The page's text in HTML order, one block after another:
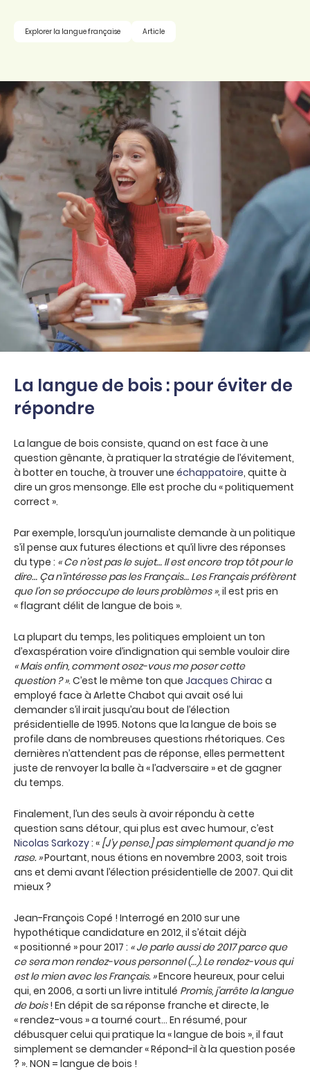
Explorer la langue française Article
La langue de bois : pour éviter de
répondre
La langue de bois consiste, quand on est face à une
question gênante, à pratiquer la stratégie de l’évitement,
à botter en touche, à trouver une échappatoire, quitte à
dire un gros mensonge. Elle est proche du « politiquement
correct ».
Par exemple, lorsqu’un journaliste demande à un politique
s’il pense aux futures élections et qu’il livre des réponses
du type : « Ce n’est pas le sujet… Il est encore trop tôt pour le
dire… Ça n’intéresse pas les Français… Les Français préfèrent
que l’on se préoccupe de leurs problèmes », il est pris en
« flagrant délit de langue de bois ».
La plupart du temps, les politiques emploient un ton
d’exaspération voire d’indignation qui semble vouloir dire
« Mais enfin, comment osez-vous me poser cette
question ? ». C’est le même ton que Jacques Chirac a
employé face à Arlette Chabot qui avait osé lui
demander s’il irait jusqu’au bout de l’élection
présidentielle de 1995. Notons que la langue de bois se
profile dans de nombreuses questions rhétoriques. Ces
dernières n’attendent pas de réponse, elles permettent
juste de renvoyer la balle à « l’adversaire » et de gagner
du temps.
Finalement, l’un des seuls à avoir répondu à cette
question sans détour, qui plus est avec humour, c’est
Nicolas Sarkozy: « [J’y pense,] pas simplement quand je me
rase. »Pourtant, nous étions en novembre 2003, soit trois
ans et demi avant l’élection présidentielle de 2007. Qui dit
mieux ?
Jean-François Copé ! Interrogé en 2010 sur une
hypothétique candidature en 2012, il s’était déjà
« positionné » pour 2017 : « Je parle aussi de 2017 parce que
ce sera mon rendez-vous personnel (…). Le rendez-vous qui
est le mien avec les Français. »Encore heureux, pour celui
qui, en 2006, a sorti un livre intitulé Promis, j’arrête la langue
de bois! En dépit de sa réponse franche et directe, le
« rendez-vous » a tourné court… En résumé, pour
débusquer celui qui pratique la « langue de bois », il faut
simplement se demander « Répond-il à la question posée
? ». NON = langue de bois !